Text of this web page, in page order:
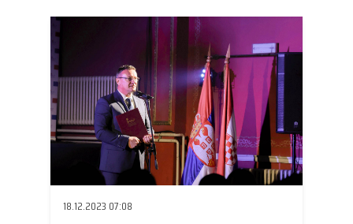
županijskim službenicima koji će biti zaduženi
za provedbu samog Zakona.
18.12.2023 07:08